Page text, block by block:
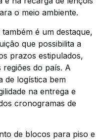
o meio ambiente.
é um destaque,
que possibilita a
prazos estipulados,
do país. A
de logística bem
na entrega e
cronogramas de
de blocos para piso e